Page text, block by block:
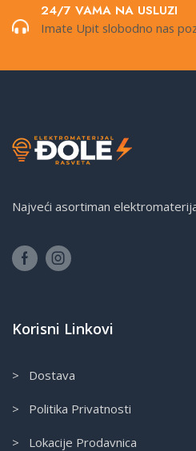
24/7 VAMA NA USLUZI
Imate Upit slobodno nas
Najveći asortiman
Korisni Linkovi
> Dostava
> Politika Privatnosti
> Lokacije Prodavnica